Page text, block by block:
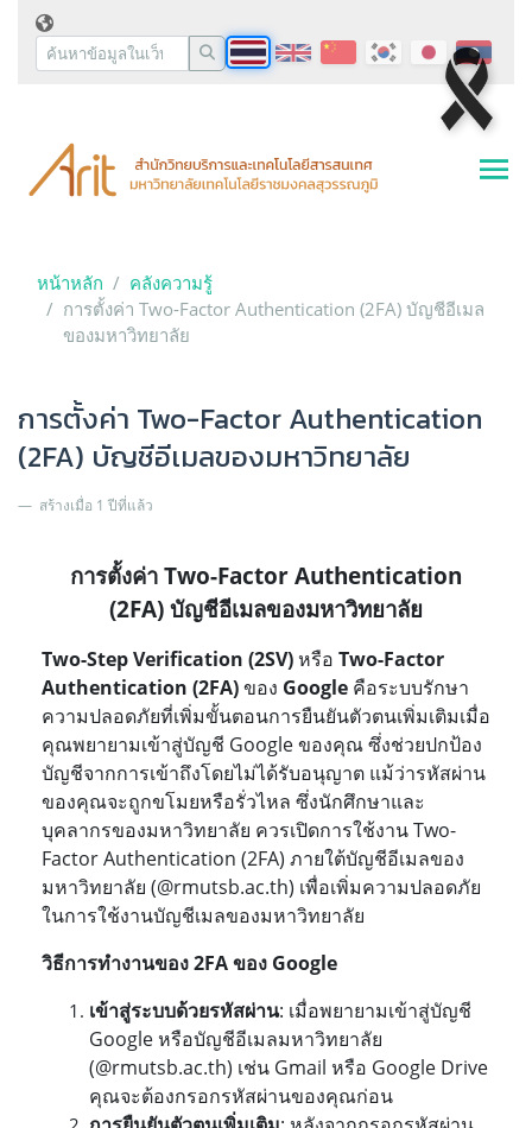
หน้าหลัก
คลังความรู้
การตั้งค่า Two-Factor Authentication (2FA) บัญชีอีเมล
ของมหาวิทยาลัย
การตั้งค่า Two-Factor Authentication
(2FA) บัญชีอีเมลของมหาวิทยาลัย
สร้างเมื่อ 1 ปีที่แล้ว
การตั้งค่า Two-Factor Authentication
(2FA) บัญชีอีเมลของมหาวิทยาลัย
Two-Step Verification (2SV)หรือ Two-Factor
Authentication (2FA)ของ Google คือระบบรักษา
ความปลอดภัยที่เพิ่มขั้นตอนการยืนยันตัวตนเพิ่มเติมเมื่อ
คุณพยายามเข้าสู่บัญชี Google ของคุณ ซึ่งช่วยปกป้อง
บัญชีจากการเข้าถึงโดยไม่ได้รับอนุญาต แม้ว่ารหัสผ่าน
ของคุณจะถูกขโมยหรือรั่วไหล ซึ่งนักศึกษาและ
บุคลากรของมหาวิทยาลัย ควรเปิดการใช้งาน Two-
Factor Authentication (2FA) ภายใต้บัญชีอีเมลของ
มหาวิทยาลัย (@rmutsb.ac.th) เพื่อเพิ่มความปลอดภัย
ในการใช้งานบัญชีเมลของมหาวิทยาลัย
วิธีการทำงานของ2FA ของ Google
เข้าสู่ระบบด้วยรหัสผ่าน: เมื่อพยายามเข้าสู่บัญชี
Google หรือบัญชีอีเมลมหาวิทยาลัย
(@rmutsb.ac.th) เช่น Gmail หรือ Google Drive
คุณจะต้องกรอกรหัสผ่านของคุณก่อน